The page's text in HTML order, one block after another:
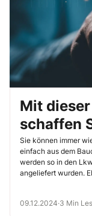
Mit
schaffen
Sie können immer
einfach aus dem
werden so in den
angeliefert wurden.
laufen, können Sie
09.12.2024·3 Min